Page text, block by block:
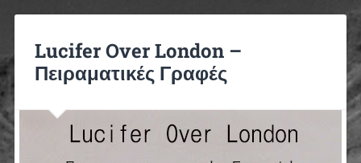
Lucifer Over London –
Πειραματικές Γραφές